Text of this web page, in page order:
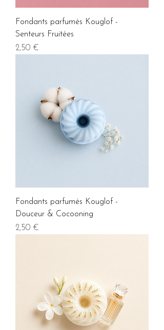
Fondants parfumés Kouglof -
Senteurs Fruitées
Prix
2,50 €
Fondants parfumés Kouglof -
Douceur & Cocooning
Prix
2,50 €